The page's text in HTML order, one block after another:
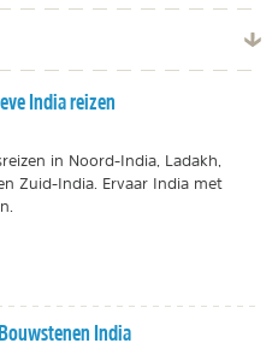
India reizen
in Noord-India, Ladakh,
Zuid-India. Ervaar India met
India